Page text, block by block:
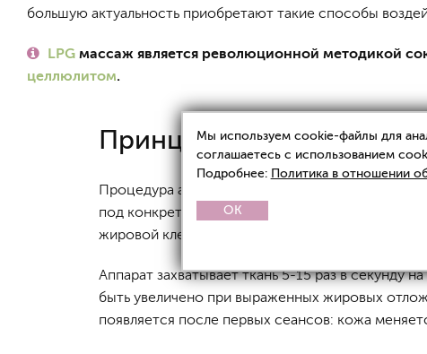
большую актуальность приобретают такие способы
LPG массаж является революционной методикой
целлюлитом.
Принцип действия
Процедура атравматична и безопасна,
под конкретные потребности пациентов.
жировой клетчаткой.
Аппарат захватывает ткань 5-15 раз в секунду
быть увеличено при выраженных жировых
появляется после первых сеансов: кожа
Мы используем cookie-файлы для
соглашаетесь с использованием
Подробнее: Политика в отношении
OK